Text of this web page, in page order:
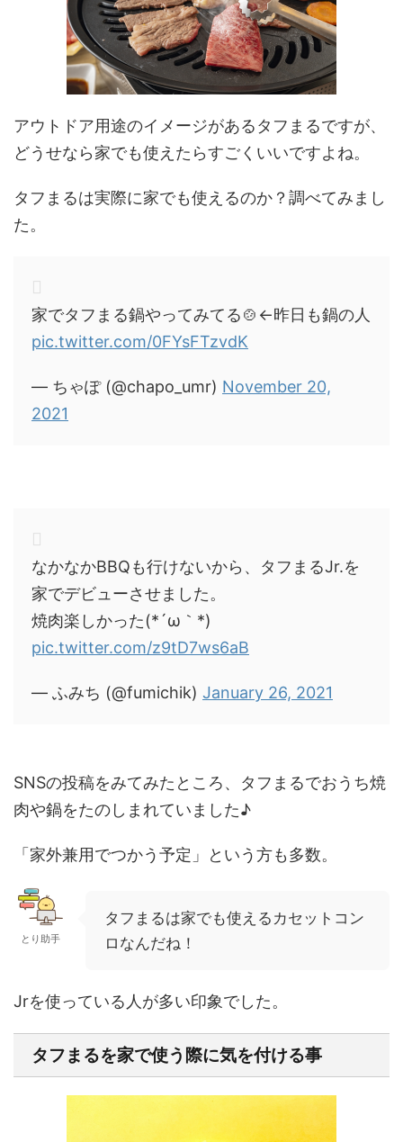
アウトドア用途のイメージがあるタフまるですが、
どうせなら家でも使えたらすごくいいですよね。
タフまるは実際に家でも使えるのか？調べてみまし
た。
家でタフまる鍋やってみてる🍲←昨日も鍋の人
pic.twitter.com/0FYsFTzvdK
— ちゃぽ (@chapo_umr) November 20,
2021
なかなかBBQも行けないから、タフまるJr.を
家でデビューさせました。
焼肉楽しかった(*´ω｀*)
pic.twitter.com/z9tD7ws6aB
— ふみち (@fumichik) January 26, 2021
SNSの投稿をみてみたところ、タフまるでおうち焼
肉や鍋をたのしまれていました♪
「家外兼用でつかう予定」 という方も多数。
とり助手
タフまるは家でも使えるカセットコン
ロなんだね！
Jrを使っている人が多い印象でした。
タフまるを家で使う際に気を付ける事